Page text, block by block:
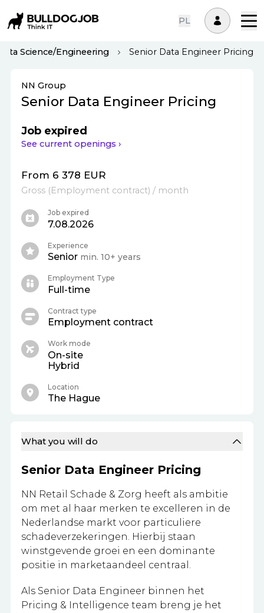
PL
Science/Engineering Senior Data Engineer Pricing
What you will do
Senior Data Engineer Pricing
NN Retail Schade & Zorg heeft als ambitie
om met al haar merken te excelleren in de
Nederlandse markt voor particuliere
schadeverzekeringen. Hierbij staan
winstgevende groei en een dominante
positie in marketaandeel centraal.
Als Senior Data Engineer binnen het
Pricing & Intelligence team breng je het
NN Group
Senior Data Engineer Pricing
Job expired
See current openings ›
From 6 378 EUR
Gross (Employment contract) / month
Job expired
7.08.2026
Experience
Senior min. 10+ years
Employment Type
Full-time
Contract type
Employment contract
Work mode
On-site
Hybrid
Location
The Hague